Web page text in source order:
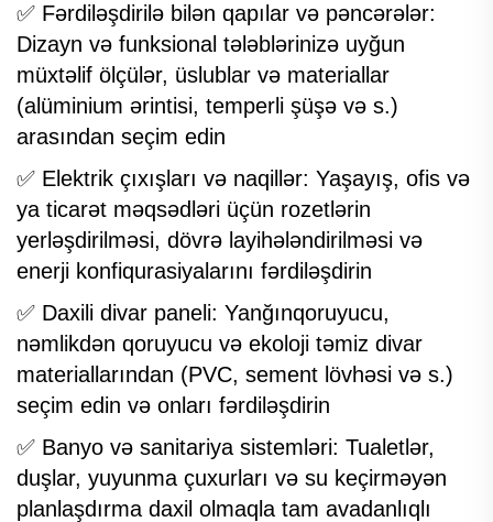
✅ Fərdiləşdirilə bilən qapılar və pəncərələr:
Dizayn və funksional tələblərinizə uyğun
müxtəlif ölçülər, üslublar və materiallar
(alüminium ərintisi, temperli şüşə və s.)
arasından seçim edin
✅ Elektrik çıxışları və naqillər: Yaşayış, ofis və
ya ticarət məqsədləri üçün rozetlərin
yerləşdirilməsi, dövrə layihələndirilməsi və
enerji konfiqurasiyalarını fərdiləşdirin
✅ Daxili divar paneli: Yanğınqoruyucu,
nəmlikdən qoruyucu və ekoloji təmiz divar
materiallarından (PVC, sement lövhəsi və s.)
seçim edin və onları fərdiləşdirin
✅ Banyo və sanitariya sistemləri: Tualetlər,
duşlar, yuyunma çuxurları və su keçirməyən
planlaşdırma daxil olmaqla tam avadanlıqlı